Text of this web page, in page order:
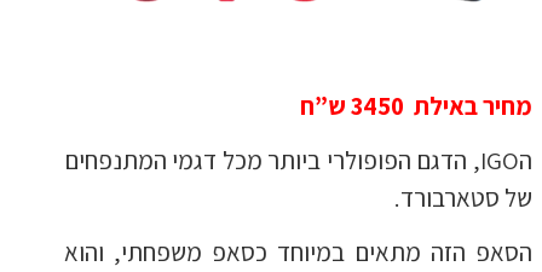
מחיר באילת 3450 ש”ח
הIGO, הדגם הפופולרי ביותר מכל דגמי המתנפחים
של סטארבורד.
הסאפ הזה מתאים במיוחד כסאפ משפחתי, והוא